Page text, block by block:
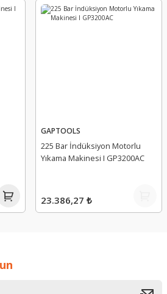
GAPTOOLS
225 Bar İndüksiyon Motorlu
Yıkama Makinesi I GP3200AC
23.386,27 ₺